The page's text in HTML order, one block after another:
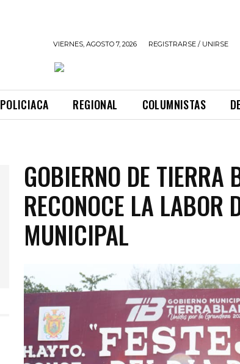
VIERNES, AGOSTO 7, 2026 REGISTRARSE / UNIRSE
POLICIACA REGIONAL COLUMNISTAS
GOBIERNO DE TIERRA
RECONOCE LA LABOR
MUNICIPAL